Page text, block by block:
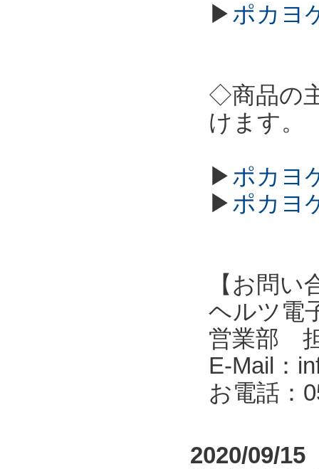
▶ポカヨ
◇商品の
けます。
▶ポカヨ
▶ポカヨ
【お問い
ヘルツ電
営業部
E-Mail：
お電話：
2020/09/15